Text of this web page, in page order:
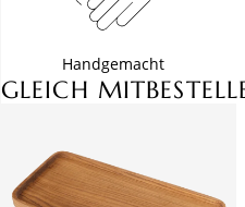
Handgemacht
GLEICH